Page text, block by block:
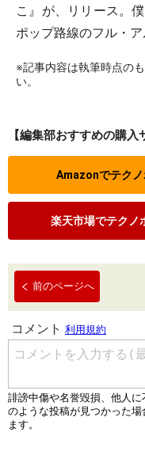
こ』が、リリース。
ポップ路線のフル・ア
※記事内容は執筆時点の
い。
【編集部おすすめの購入
Amazonでテクノ
楽天市場でテクノ
前のページへ